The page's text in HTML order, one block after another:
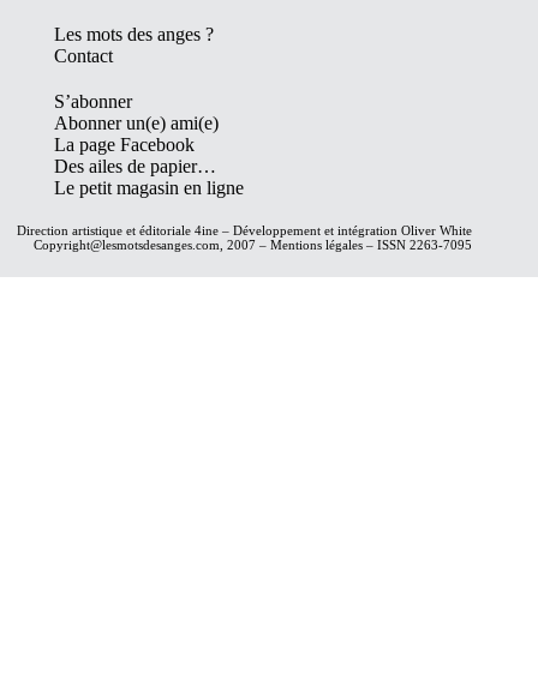
Les mots des anges ?
Contact
S’abonner
Abonner un(e) ami(e)
La page Facebook
Des ailes de papier…
Le petit magasin en ligne
Direction artistique et éditoriale 4ine – Développement et intégration Oliver White
Copyright@lesmotsdesanges.com, 2007 – Mentions légales – ISSN 2263-7095